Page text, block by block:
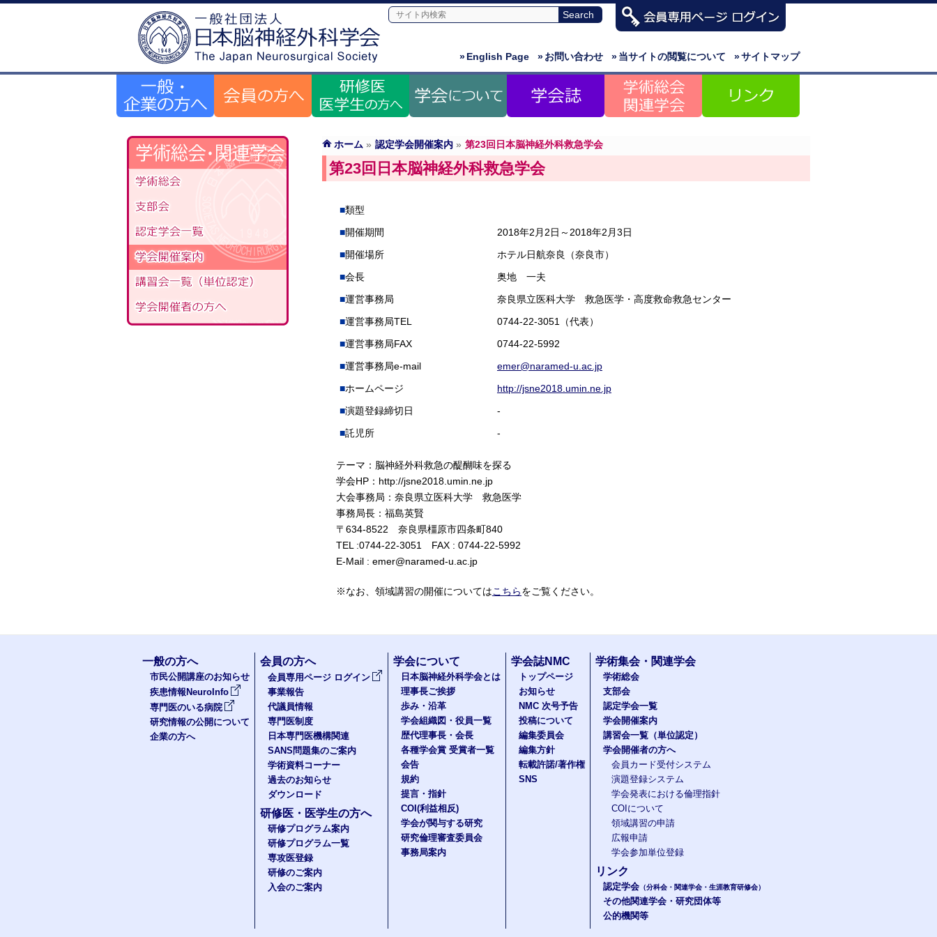
»サイトマップ
»当サイトの閲覧について
»お問い合わせ
»English Page
ホーム » 認定学会開催案内 » 第23回日本脳神経外科救急学会
第23回日本脳神経外科救急学会
類型
開催期間
2018年2月2日～2018年2月3日
開催場所
ホテル日航奈良（奈良市）
会長
奥地 一夫
運営事務局
奈良県立医科大学 救急医学・高度救命救急センター
運営事務局TEL
0744-22-3051（代表）
運営事務局FAX
0744-22-5992
運営事務局e-mail
emer@naramed-u.ac.jp
ホームページ
http://jsne2018.umin.ne.jp
演題登録締切日
-
託児所
-
テーマ：脳神経外科救急の醍醐味を探る
学会HP：http://jsne2018.umin.ne.jp
大会事務局：奈良県立医科大学 救急医学
事務局長：福島英賢
〒634-8522 奈良県橿原市四条町840
TEL :0744-22-3051 FAX : 0744-22-5992
E-Mail : emer@naramed-u.ac.jp
※なお、領域講習の開催についてはこちらをご覧ください。
一般の方へ
市民公開講座のお知らせ
疾患情報NeuroInfo
専門医のいる病院
研究情報の公開について
企業の方へ
会員の方へ
会員専用ページ ログイン
事業報告
代議員情報
専門医制度
日本専門医機構関連
SANS問題集のご案内
学術資料コーナー
過去のお知らせ
ダウンロード
研修医・医学生の方へ
研修プログラム案内
研修プログラム一覧
専攻医登録
研修のご案内
入会のご案内
学会について
日本脳神経外科学会とは
理事長ご挨拶
歩み・沿革
学会組織図・役員一覧
歴代理事長・会長
各種学会賞 受賞者一覧
会告
規約
提言・指針
COI(利益相反)
学会が関与する研究
研究倫理審査委員会
事務局案内
学会誌NMC
トップページ
お知らせ
NMC 次号予告
投稿について
編集委員会
編集方針
転載許諾/著作権
SNS
学術集会・関連学会
学術総会
支部会
認定学会一覧
学会開催案内
講習会一覧（単位認定）
学会開催者の方へ
会員カード受付システム
演題登録システム
学会発表における倫理指針
COIについて
領域講習の申請
広報申請
学会参加単位登録
リンク
認定学会 （分科会・関連学会・生涯教育研修会）
その他関連学会・研究団体等
公的機関等